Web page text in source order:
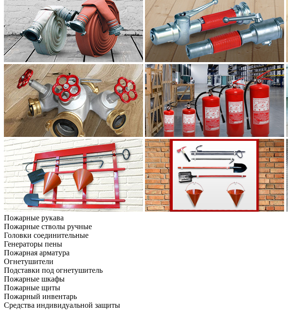
Пожарные рукава
Пожарные стволы ручные
Головки соединительные
Генераторы пены
Пожарная арматура
Огнетушители
Подставки под огнетушитель
Пожарные шкафы
Пожарные щиты
Пожарный инвентарь
Средства индивидуальной защиты